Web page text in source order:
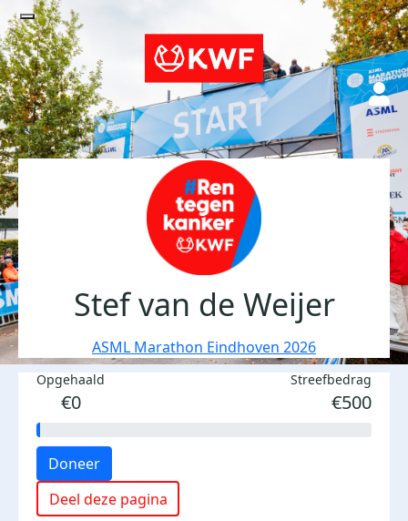
Stef van de Weijer
ASML Marathon Eindhoven 2026
Opgehaald
€0
Streefbedrag
€500
Doneer
Deel deze pagina